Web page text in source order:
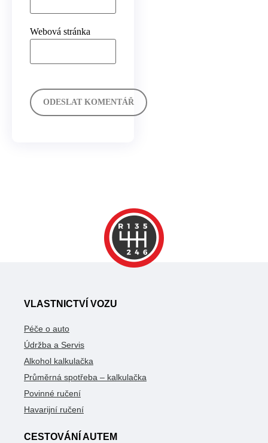
Webová stránka
VLASTNICTVÍ VOZU
Péče o auto
Údržba a Servis
Alkohol kalkulačka
Průměrná spotřeba – kalkulačka
Povinné ručení
Havarijní ručení
CESTOVÁNÍ AUTEM